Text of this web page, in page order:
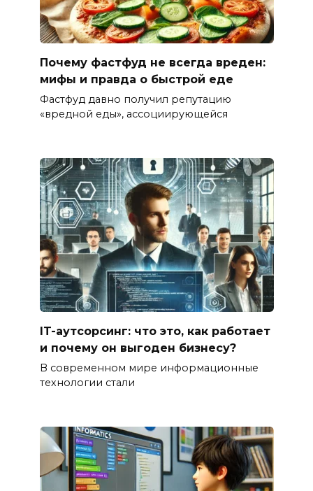
Почему фастфуд не всегда вреден:
мифы и правда о быстрой еде
Фастфуд давно получил репутацию
«вредной еды», ассоциирующейся
IT-аутсорсинг: что это, как работает
и почему он выгоден бизнесу?
В современном мире информационные
технологии стали